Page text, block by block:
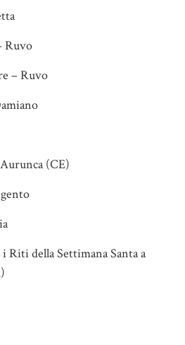
Ruvo
– Ruvo
(CE)
Riti della Settimana Santa a